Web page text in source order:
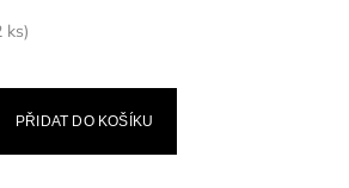
ks)
PŘIDAT DO KOŠÍKU